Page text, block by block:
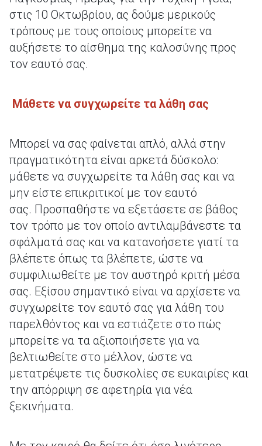
στις 10 Οκτωβρίου, ας δούμε μερικούς
τρόπους με τους οποίους μπορείτε να
αυξήσετε το αίσθημα της καλοσύνης προς
τον εαυτό σας.
Μάθετε να συγχωρείτε τα λάθη σας
Μπορεί να σας φαίνεται απλό, αλλά στην
πραγματικότητα είναι αρκετά δύσκολο:
μάθετε να συγχωρείτε τα λάθη σας και να
μην είστε επικριτικοί με τον εαυτό
σας. Προσπαθήστε να εξετάσετε σε βάθος
τον τρόπο με τον οποίο αντιλαμβάνεστε τα
σφάλματά σας και να κατανοήσετε γιατί τα
βλέπετε όπως τα βλέπετε, ώστε να
συμφιλιωθείτε με τον αυστηρό κριτή μέσα
σας. Εξίσου σημαντικό είναι να αρχίσετε να
συγχωρείτε τον εαυτό σας για λάθη του
παρελθόντος και να εστιάζετε στο πώς
μπορείτε να τα αξιοποιήσετε για να
βελτιωθείτε στο μέλλον, ώστε να
μετατρέψετε τις δυσκολίες σε ευκαιρίες και
την απόρριψη σε αφετηρία για νέα
ξεκινήματα.